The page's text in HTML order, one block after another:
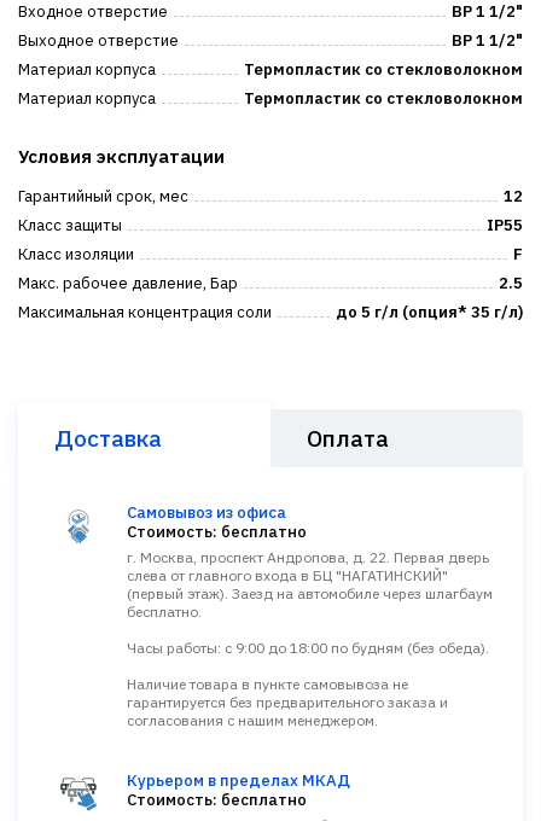
Входное отверстие
ВР 1 1/2"
Выходное отверстие
ВР 1 1/2"
Материал корпуса
Термопластик со стекловолокном
Материал корпуса
Термопластик со стекловолокном
Условия эксплуатации
Гарантийный срок, мес
12
Класс защиты
IP55
Класс изоляции
F
Макс. рабочее давление, Бар
2.5
Максимальная концентрация соли
до 5 г/л (опция* 35 г/л)
Доставка Оплата
Самовывоз из офиса
Стоимость: бесплатно
г. Москва, проспект Андропова, д. 22. Первая дверь
слева от главного входа в БЦ "НАГАТИНСКИЙ"
(первый этаж). Заезд на автомобиле через шлагбаум
бесплатно.
Часы работы: с 9:00 до 18:00 по будням (без обеда).
Наличие товара в пункте самовывоза не
гарантируется без предварительного заказа и
согласования с нашим менеджером.
Курьером в пределах МКАД
Стоимость: бесплатно